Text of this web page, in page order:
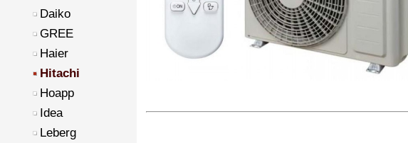
Daiko
GREE
Haier
Hitachi
Hoapp
Idea
Leberg